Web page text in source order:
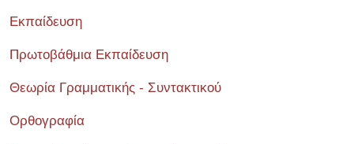
Εκπαίδευση
Πρωτοβάθμια Εκπαίδευση
Θεωρία Γραμματικής - Συντακτικού
Ορθογραφία